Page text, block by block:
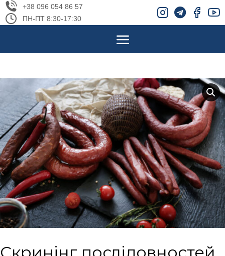
+38 096 054 86 57
ПН-ПТ 8:30-17:30